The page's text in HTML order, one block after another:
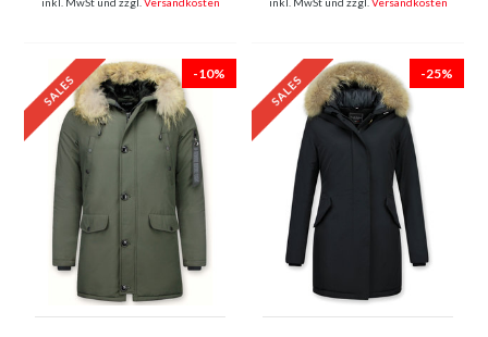
-10% -25%